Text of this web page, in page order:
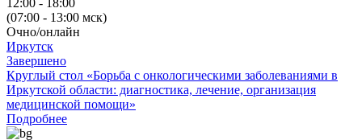
12:00 - 18:00
(07:00 - 13:00 мск)
Очно/онлайн
Иркутск
Завершено
Круглый стол «Борьба с онкологическими заболеваниями в
Иркутской области: диагностика, лечение, организация
медицинской помощи»
Подробнее